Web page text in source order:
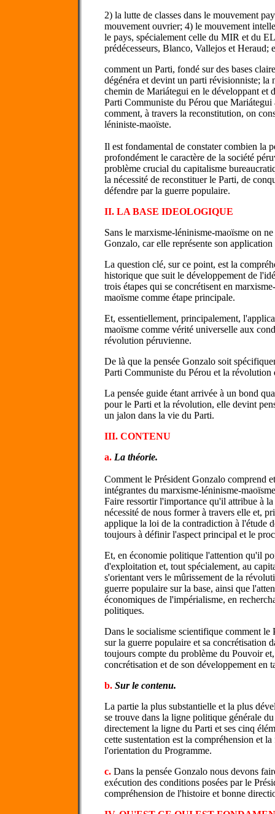
2) la lutte de classes dans le mouvement
mouvement ouvrier; 4) le mouvement
le pays, spécialement celle du MIR et du
prédécesseurs, Blanco, Vallejos et Heraud;
comment un Parti, fondé sur des bases
dégénéra et devint un parti révisionniste; la
chemin de Mariátegui en le développant et
Parti Communiste du Pérou que
comment, à travers la reconstitution, on
léniniste-maoïste.
Il est fondamental de constater combien la
profondément le caractère de la société
problème crucial du capitalisme
la nécessité de reconstituer le Parti, de
défendre par la guerre populaire.
II. LA BASE IDEOLOGIQUE
Sans le marxisme-léninisme-maoïsme on
Gonzalo, car elle représente son
La question clé, sur ce point, est la
historique que suit le développement de
trois étapes qui se concrétisent en
maoïsme comme étape principale.
Et, essentiellement, principalement,
maoïsme comme vérité universelle aux
révolution péruvienne.
De là que la pensée Gonzalo soit
Parti Communiste du Pérou et la
La pensée guide étant arrivée à un bond
pour le Parti et la révolution, elle devint
un jalon dans la vie du Parti.
III. CONTENU
a. La théorie.
Comment le Président Gonzalo comprend
intégrantes du marxisme-léninisme-
Faire ressortir l'importance qu'il attribue à
nécessité de nous former à travers elle et,
applique la loi de la contradiction à l'étude
toujours à définir l'aspect principal et le
Et, en économie politique l'attention qu'il
d'exploitation et, tout spécialement, au
s'orientant vers le mûrissement de la
guerre populaire sur la base, ainsi que
économiques de l'impérialisme, en
politiques.
Dans le socialisme scientifique comment le
sur la guerre populaire et sa concrétisation
toujours compte du problème du Pouvoir
concrétisation et de son développement en
b. Sur le contenu.
La partie la plus substantielle et la plus
se trouve dans la ligne politique générale
directement la ligne du Parti et ses cinq
cette sustentation est la compréhension et
l'orientation du Programme.
c. Dans la pensée Gonzalo nous devons
exécution des conditions posées par le
compréhension de l'histoire et bonne